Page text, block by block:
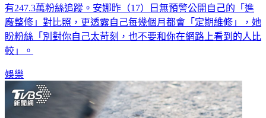
有247.3萬粉絲追蹤。安娜昨（17）日無預警公開自己的「進
廠整修」對比照，更透露自己每幾個月都會「定期維修」，她
盼粉絲「別對你自己太苛刻，也不要和你在網路上看到的人比
較」。
娛樂